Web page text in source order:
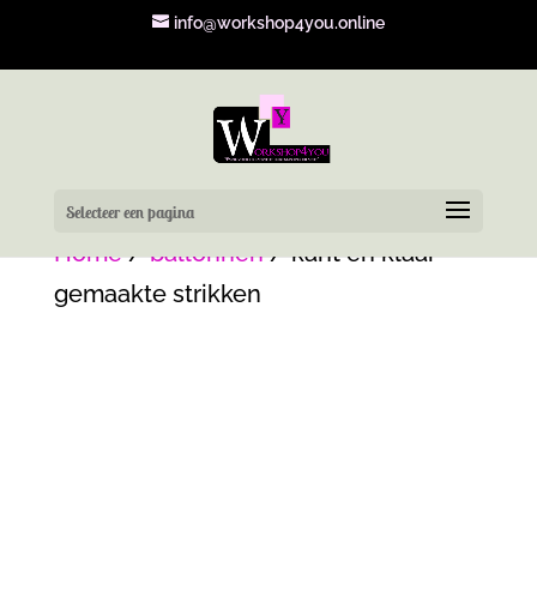
info@workshop4you.online
Selecteer een pagina
Home/ballonnen/ kant en klaar
gemaakte strikken